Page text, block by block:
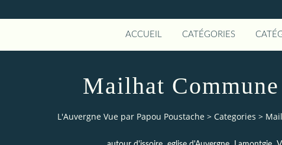
ACCUEIL CATÉGORIES
Mailhat
L'Auvergne Vue par Papou Poustache > Categories >